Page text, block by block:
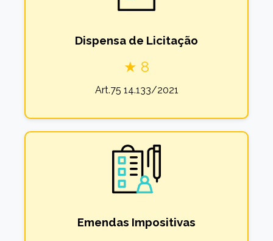
Dispensa de Licitação
★ 8
Art.75 14.133/2021
Emendas Impositivas